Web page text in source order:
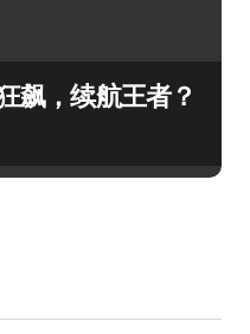
飙，续航王者？